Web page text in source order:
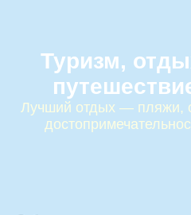
Туризм,
Лучший отдых — пляжи,